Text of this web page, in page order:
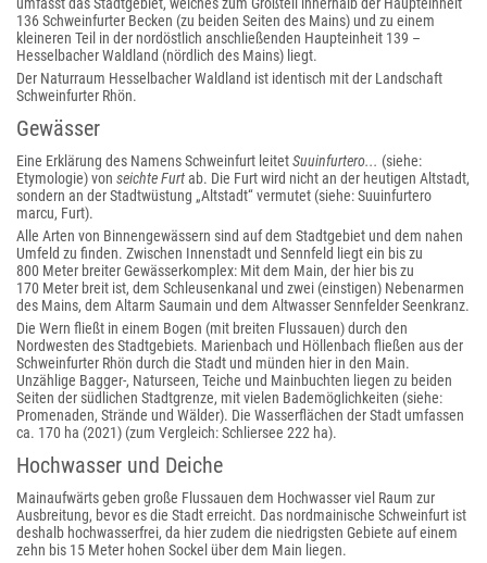
umfasst das Stadtgebiet, welches zum Großteil innerhalb der Haupteinheit
136 Schweinfurter Becken (zu beiden Seiten des Mains) und zu einem
kleineren Teil in der nordöstlich anschließenden Haupteinheit 139 –
Hesselbacher Waldland (nördlich des Mains) liegt.
Der Naturraum Hesselbacher Waldland ist identisch mit der Landschaft
Schweinfurter Rhön.
Gewässer
Eine Erklärung des Namens Schweinfurt leitetSuuinfurtero... (siehe:
Etymologie) von seichte Furtab. Die Furt wird nicht an der heutigen Altstadt,
sondern an der Stadtwüstung „Altstadt“ vermutet (siehe: Suuinfurtero
marcu, Furt).
Alle Arten von Binnengewässern sind auf dem Stadtgebiet und dem nahen
Umfeld zu finden. Zwischen Innenstadt und Sennfeld liegt ein bis zu
800 Meter breiter Gewässerkomplex: Mit dem Main, der hier bis zu
170 Meter breit ist, dem Schleusenkanal und zwei (einstigen) Nebenarmen
des Mains, dem Altarm Saumain und dem Altwasser Sennfelder Seenkranz.
Die Wern fließt in einem Bogen (mit breiten Flussauen) durch den
Nordwesten des Stadt­gebiets. Marienbach und Höllenbach fließen aus der
Schweinfurter Rhön durch die Stadt und münden hier in den Main.
Unzählige Bagger-, Naturseen, Teiche und Mainbuchten liegen zu beiden
Seiten der südlichen Stadtgrenze, mit vielen Bademöglichkeiten (siehe:
Promenaden, Strände und Wälder). Die Wasserflächen der Stadt umfassen
ca. 170 ha (2021) (zum Vergleich: Schliersee 222 ha).
Hochwasser und Deiche
Mainaufwärts geben große Flussauen dem Hochwasser viel Raum zur
Ausbreitung, bevor es die Stadt erreicht. Das nordmainische Schweinfurt ist
deshalb hochwasserfrei, da hier zudem die niedrigsten Gebiete auf einem
zehn bis 15 Meter hohen Sockel über dem Main liegen.